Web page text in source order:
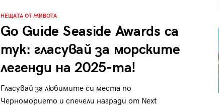
НЕЩАТА ОТ ЖИВОТА
Go Guide Seaside Awards са
тук: гласувай за морските
легенди на 2025-та!
Гласувай за любимите си места по
Черноморието и спечели награди от Next